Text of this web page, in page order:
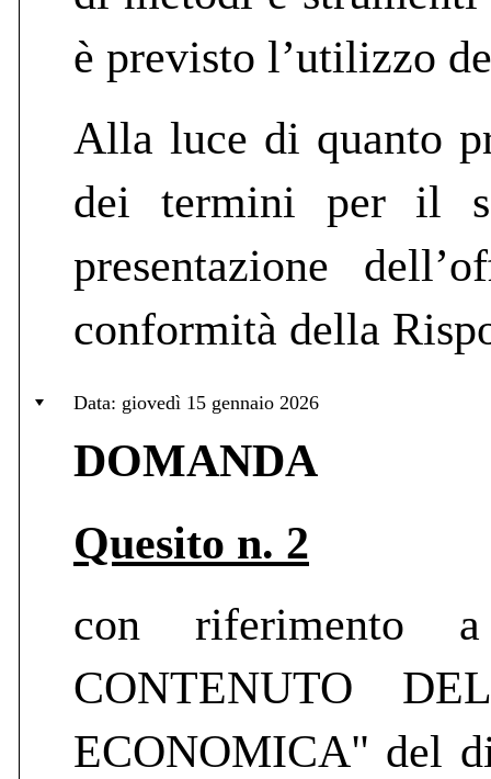
è previsto l’utilizzo
Alla luce di quanto
dei termini per il
presentazione
conformità della
Data: giovedì 15 gennaio 2026
DOMANDA
Quesito n. 2
con riferimento
CONTENUTO
ECONOMICA" del